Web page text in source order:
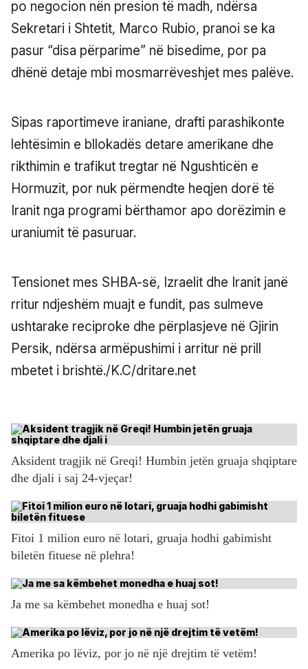
po negocion nën presion të madh, ndërsa
Sekretari i Shtetit, Marco Rubio, pranoi se ka
pasur “disa përparime” në bisedime, por pa
dhënë detaje mbi mosmarrëveshjet mes palëve.
Sipas raportimeve iraniane, drafti parashikonte
lehtësimin e bllokadës detare amerikane dhe
rikthimin e trafikut tregtar në Ngushticën e
Hormuzit, por nuk përmendte heqjen dorë të
Iranit nga programi bërthamor apo dorëzimin e
uraniumit të pasuruar.
Tensionet mes SHBA-së, Izraelit dhe Iranit janë
rritur ndjeshëm muajt e fundit, pas sulmeve
ushtarake reciproke dhe përplasjeve në Gjirin
Persik, ndërsa armëpushimi i arritur në prill
mbetet i brishtë./K.C/dritare.net
Aksident tragjik në Greqi! Humbin jetën gruaja shqiptare
dhe djali i saj 24-vjeçar!
Fitoi 1 milion euro në lotari, gruaja hodhi gabimisht
biletën fituese në plehra!
Ja me sa këmbehet monedha e huaj sot!
Amerika po lëviz, por jo në një drejtim të vetëm!